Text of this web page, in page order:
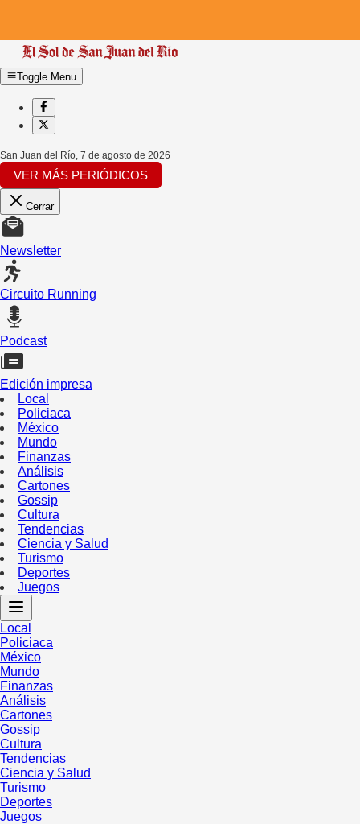
Toggle Menu
San Juan del Río, 7 de agosto de 2026
VER MÁS PERIÓDICOS
Cerrar
Newsletter
Circuito Running
Podcast
Edición impresa
Local
Policiaca
México
Mundo
Finanzas
Análisis
Cartones
Gossip
Cultura
Tendencias
Ciencia y Salud
Turismo
Deportes
Juegos
Local
Policiaca
México
Mundo
Finanzas
Análisis
Cartones
Gossip
Cultura
Tendencias
Ciencia y Salud
Turismo
Deportes
Juegos